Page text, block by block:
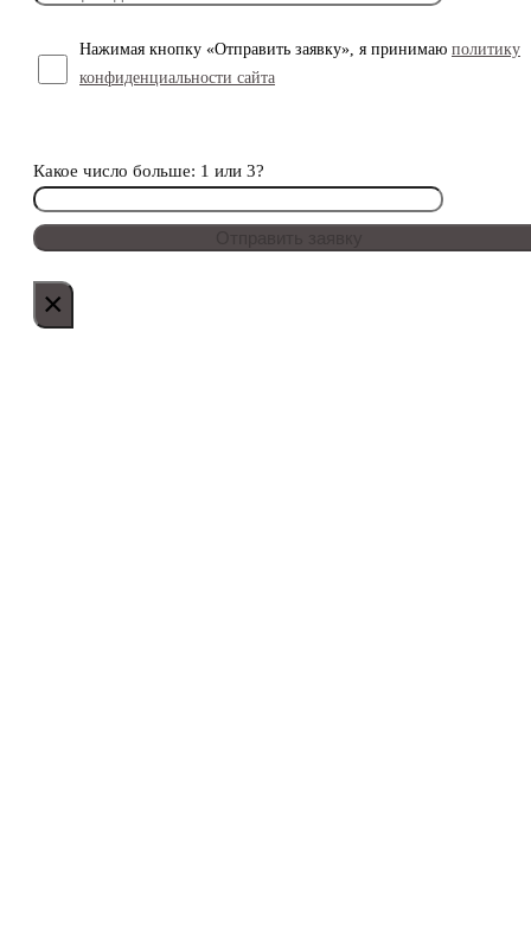
Нажимая кнопку «Отправить заявку», я принимаю политику
конфиденциальности сайта
Какое число больше: 1 или 3?
×